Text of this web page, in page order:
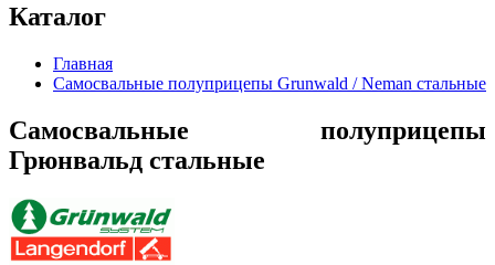
Каталог
Главная
Самосвальные полуприцепы Grunwald / Neman стальные
Самосвальные полуприцепы
Грюнвальд стальные